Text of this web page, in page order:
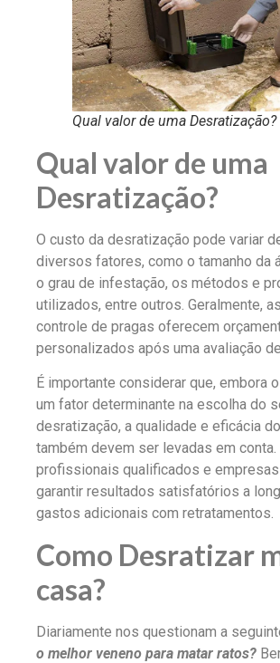
Qual valor de uma Desratização?
Qual valor de uma
Desratização?
O custo da desratização pode variar
diversos fatores, como o tamanho da
o grau de infestação, os métodos e
utilizados, entre outros. Geralmente,
controle de pragas oferecem
personalizados após uma avaliação
É importante considerar que, embora
um fator determinante na escolha do
desratização, a qualidade e eficácia
também devem ser levadas em conta.
profissionais qualificados e
garantir resultados satisfatórios a
gastos adicionais com retratamentos.
Como Desratizar
casa?
Diariamente nos questionam a
o melhor veneno para matar ratos?